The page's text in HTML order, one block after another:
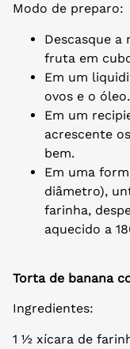
Modo de preparo:
Descasque a
fruta em
Em um
ovos e o óleo.
Em um
acrescente
bem.
Em uma
diâmetro),
farinha,
aquecido a
Torta de banana
Ingredientes:
1 ½ xícara de